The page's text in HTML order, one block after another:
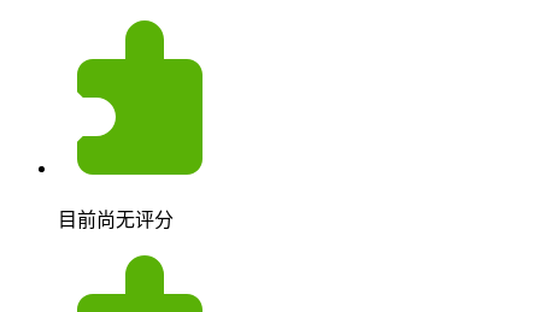
目前尚无评分